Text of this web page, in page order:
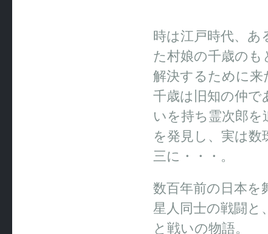
時は江戸時代、あ
た村娘の千歳のも
解決するために
千歳は旧知の仲で
いを持ち霊次郎
を発見し、実は
三に・・・。
数百年前の日本を
星人同士の戦闘と
と戦いの物語。